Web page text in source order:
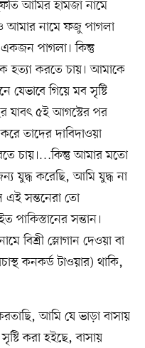
আমির হামজা নামে
নামে ফজু পাগলা
একজন পাগলা। কিন্তু
হত্যা করতে চায়। আমাকে
যেভাবে গিয়ে মব সৃষ্টি
যাবৎ ৫ই আগস্টের পর
তাদের দাবিদাওয়া
চায়।…কিন্তু আমার মতো
যুদ্ধ করেছি, আমি যুদ্ধ না
এই সন্তনেরা তো
পাকিস্তানের সন্তান।
বিশ্রী স্লোগান দেওয়া বা
কনকর্ড টাওয়ার) থাকি,
আমি যে ভাড়া বাসায়
করা হইছে, বাসায়